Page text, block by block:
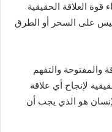
قوة العلاقة الحقيقية
وليس على السحر أو الطرق
والمفتوحة والتفهم
لإنجاح أي علاقة
هو الذي يجب أن